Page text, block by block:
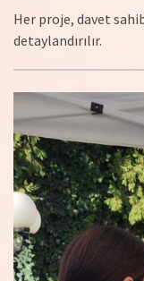
Her proje, davet
detaylandırılır.